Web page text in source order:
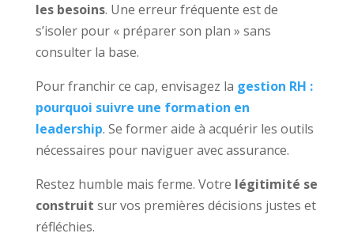
les besoins. Une erreur fréquente est de
s’isoler pour « préparer son plan » sans
consulter la base.
Pour franchir ce cap, envisagez la gestion RH :
pourquoi suivre une formation en
leadership. Se former aide à acquérir les outils
nécessaires pour naviguer avec assurance.
Restez humble mais ferme. Votre légitimité se
construit sur vos premières décisions justes et
réfléchies.